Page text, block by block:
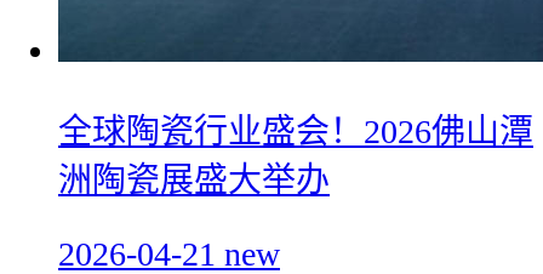
全球陶瓷行业盛会！2026佛山潭
洲陶瓷展盛大举办
2026-04-21 new